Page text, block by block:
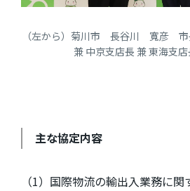
（左から）菊川市 長谷川 寬彦 市
兼 中京支店長 兼 東海支
主な協定内容
（1）国際物流の輸出入業務に関